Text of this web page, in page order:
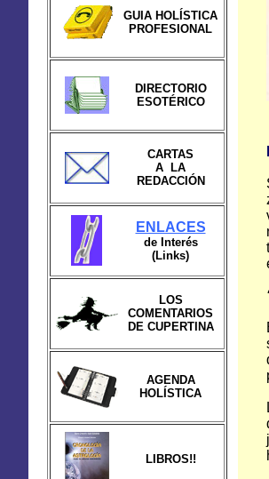
GUIA HOLÍSTICA
PROFESIONAL
DIRECTORIO
ESOTÉRICO
CARTAS
A LA
REDACCIÓN
ENLACES
de Interés
(Links)
LOS
COMENTARIOS
DE CUPERTINA
AGENDA
HOLÍSTICA
LIBROS!!